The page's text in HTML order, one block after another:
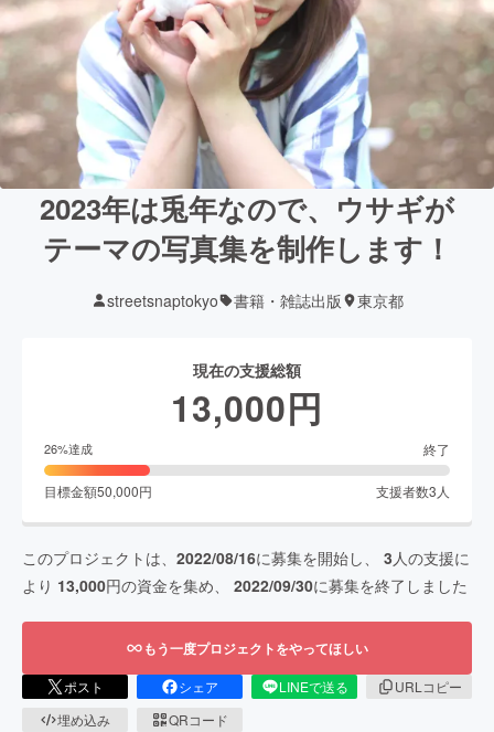
2023年は兎年なので、ウサギが
テーマの写真集を制作します！
streetsnaptokyo 書籍・雑誌出版 東京都
現在の支援総額
13,000円
26%達成 終了
目標金額50,000円 支援者数3 人
このプロジェクトは、 2022/08/16に募集を開始し、 3 人の支援に
より 13,000円の資金を集め、 2022/09/30に募集を終了しました
もう一度プロジェクトをやってほしい
ポスト シェア LINEで送る
URLコピー
埋め込み
QRコード